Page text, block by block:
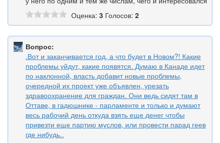
Оценка: 3 Голосов: 2
Вопрос:
.Вот и заканчивается год, а что будет в Новом?! Какие
проблемы уйдут, какие появятся. Думаю в Канаде идет
по наклонной, власть добавит новые проблемы,
очередной их проект уже объявлен, урезать
здравоохранение для граждан. Они ведь сидят там в
Оттаве, в гадюшнике - парламенте и только и думают
весь рабочий день откуда взять еще денег чтобы
привезти еще партию муслов, или провести парад геев
где нибудь..